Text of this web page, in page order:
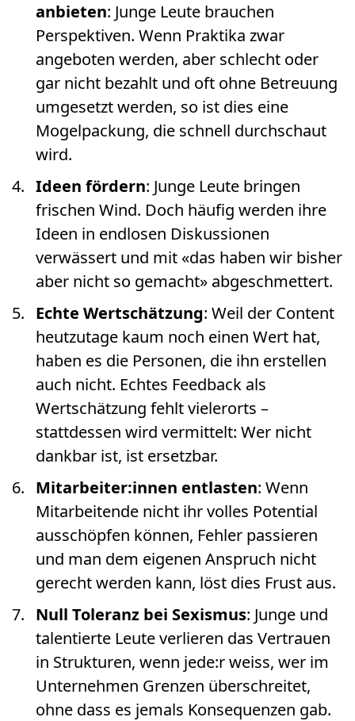
anbieten: Junge Leute brauchen
Perspektiven. Wenn Praktika zwar
angeboten werden, aber schlecht oder
gar nicht bezahlt und oft ohne Betreuung
umgesetzt werden, so ist dies eine
Mogelpackung, die schnell durchschaut
wird.
Ideen fördern: Junge Leute bringen
frischen Wind. Doch häufig werden ihre
Ideen in endlosen Diskussionen
verwässert und mit «das haben wir bisher
aber nicht so gemacht» abgeschmettert.
Echte Wertschätzung: Weil der Content
heutzutage kaum noch einen Wert hat,
haben es die Personen, die ihn erstellen
auch nicht. Echtes Feedback als
Wertschätzung fehlt vielerorts –
stattdessen wird vermittelt: Wer nicht
dankbar ist, ist ersetzbar.
Mitarbeiter:innen entlasten: Wenn
Mitarbeitende nicht ihr volles Potential
ausschöpfen können, Fehler passieren
und man dem eigenen Anspruch nicht
gerecht werden kann, löst dies Frust aus.
Null Toleranz bei Sexismus: Junge und
talentierte Leute verlieren das Vertrauen
in Strukturen, wenn jede:r weiss, wer im
Unternehmen Grenzen überschreitet,
ohne dass es jemals Konsequenzen gab.